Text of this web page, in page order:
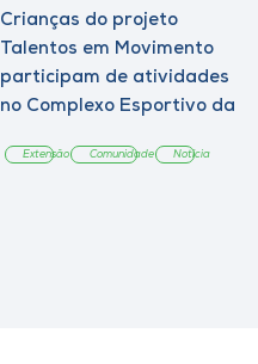
Crianças do projeto
Talentos em Movimento
participam de atividades
no Complexo Esportivo da
Extensão Comunidade Notícia